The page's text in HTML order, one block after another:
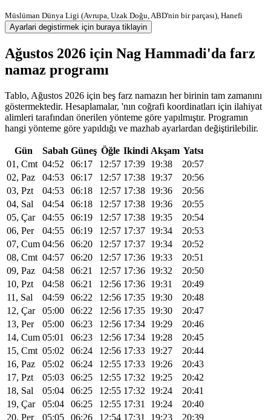
Müslüman Dünya Ligi (Avrupa, Uzak Doğu, ABD'nin bir parçası), Hanefi
Ayarlari degistirmek için buraya tiklayin
Ağustos 2026 için Nag Hammadi'da farz
namaz programı
Tablo, Ağustos 2026 için beş farz namazın her birinin tam zamanını
göstermektedir. Hesaplamalar, 'nın coğrafi koordinatları için ilahiyat
alimleri tarafından önerilen yönteme göre yapılmıştır. Programın
hangi yönteme göre yapıldığı ve mazhab ayarlardan değiştirilebilir.
Gün Sabah Güneş Öğle Ikindi Akşam Yatsı
01, Cmt 04:52 06:17 12:57 17:39 19:38
20:57
02, Paz
04:53 06:17 12:57 17:38 19:37
20:56
03, Pzt
04:53 06:18 12:57 17:38 19:36
20:56
04, Sal
04:54 06:18 12:57 17:38 19:36
20:55
05, Çar
04:55 06:19 12:57 17:38 19:35
20:54
06, Per
04:55 06:19 12:57 17:37 19:34
20:53
07, Cum 04:56 06:20 12:57 17:37 19:34
20:52
08, Cmt 04:57 06:20 12:57 17:36 19:33
20:51
09, Paz
04:58 06:21 12:57 17:36 19:32
20:50
10, Pzt
04:58 06:21 12:56 17:36 19:31
20:49
11, Sal
04:59 06:22 12:56 17:35 19:30
20:48
12, Çar
05:00 06:22 12:56 17:35 19:30
20:47
13, Per
05:00 06:23 12:56 17:34 19:29
20:46
14, Cum 05:01 06:23 12:56 17:34 19:28
20:45
15, Cmt 05:02 06:24 12:56 17:33 19:27
20:44
16, Paz
05:02 06:24 12:55 17:33 19:26
20:43
17, Pzt
05:03 06:25 12:55 17:32 19:25
20:42
18, Sal
05:04 06:25 12:55 17:32 19:24
20:41
19, Çar
05:04 06:25 12:55 17:31 19:24
20:40
20, Per
05:05 06:26 12:54 17:31 19:23 20:39